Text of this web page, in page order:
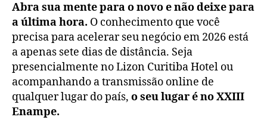
Abra sua mente para o novo e não deixe para
a última hora. O conhecimento que você
precisa para acelerar seu negócio em 2026 está
a apenas sete dias de distância. Seja
presencialmente no Lizon Curitiba Hotel ou
acompanhando a transmissão online de
qualquer lugar do país, o seu lugar é no XXIII
Enampe.